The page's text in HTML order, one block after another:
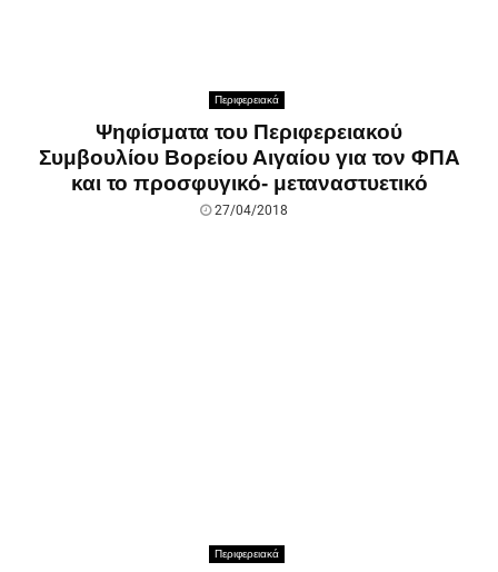
Περιφερειακά
Ψηφίσματα του Περιφερειακού
Συμβουλίου Βορείου Αιγαίου για τον ΦΠΑ
και το προσφυγικό- μεταναστυετικό
27/04/2018
Περιφερειακά